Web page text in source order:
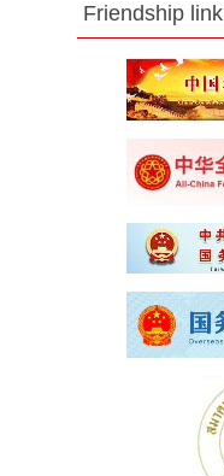
Friendship link